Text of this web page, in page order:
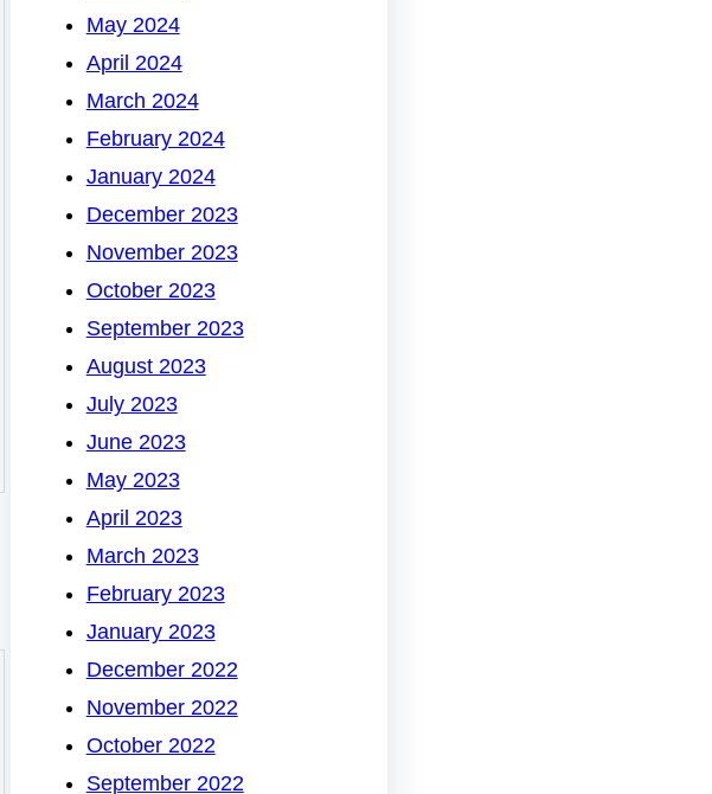
May 2024
April 2024
March 2024
February 2024
January 2024
December 2023
November 2023
October 2023
September 2023
August 2023
July 2023
June 2023
May 2023
April 2023
March 2023
February 2023
January 2023
December 2022
November 2022
October 2022
September 2022